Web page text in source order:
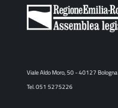
Viale Aldo Moro, 50 - 40127 Bologna
Tel. 051 5275226